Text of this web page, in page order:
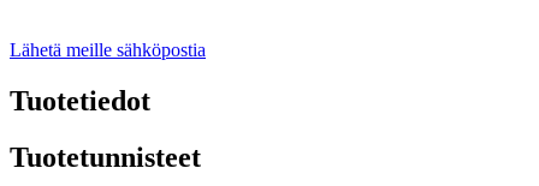
Lähetä meille sähköpostia
Tuotetiedot
Tuotetunnisteet